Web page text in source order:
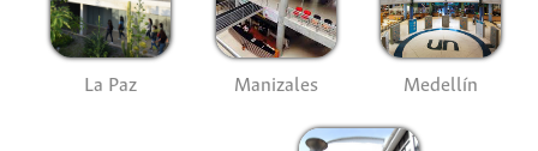
La Paz Manizales Medellín